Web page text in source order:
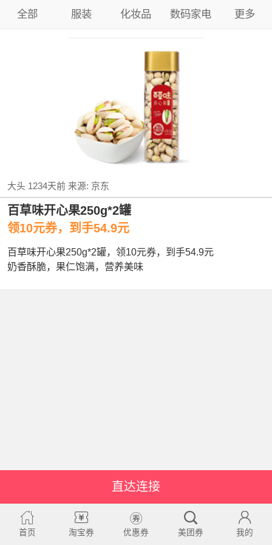
全部 服装 化妆品 数码家电 更多
大头 1234天前来源: 京东
百草味开心果250g*2罐
领10元券，到手54.9元
百草味开心果250g*2罐，领10元券，到手54.9元
奶香酥脆，果仁饱满，营养美味
直达连接
首页 淘宝券 优惠券 美团券 我的